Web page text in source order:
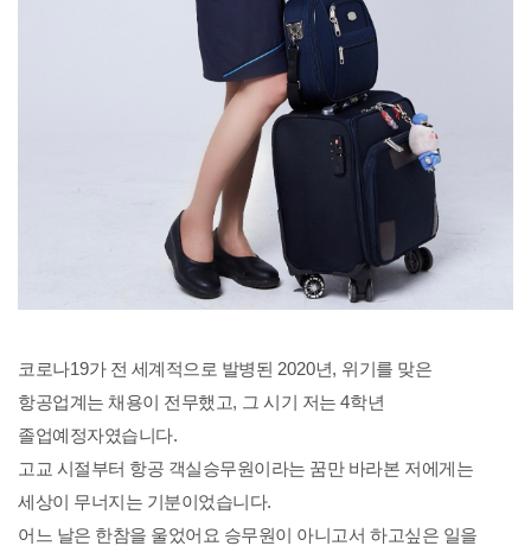
코로나19가 전 세계적으로 발병된 2020년, 위기를 맞은
항공업계는 채용이 전무했고, 그 시기 저는4학년
졸업예정자였습니다.
고교 시절부터 항공 객실승무원이라는 꿈만 바라본 저에게는
세상이 무너지는 기분이었습니다.
어느 날은 한참을 울었어요 승무원이 아니고서 하고싶은 일을